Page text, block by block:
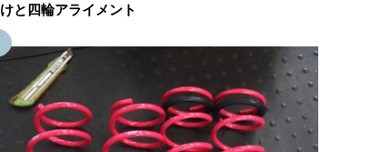
けと四輪アライメント